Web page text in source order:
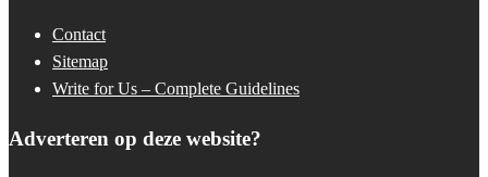
Contact
Sitemap
Write for Us – Complete Guidelines
Adverteren op deze website?